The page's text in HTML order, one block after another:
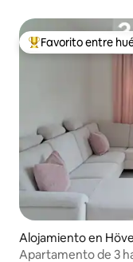
Favorito entre
Favorito entre
Alojamiento en
Apartamento de 3